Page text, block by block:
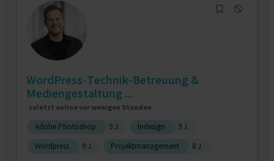
WordPress-Technik-Betreuung &
Mediengestaltung ...
zuletzt online vor wenigen Stunden
Adobe Photoshop 9 J. Indesign
9 J.
Wordpress
9 J. Projektmanagement 8 J.